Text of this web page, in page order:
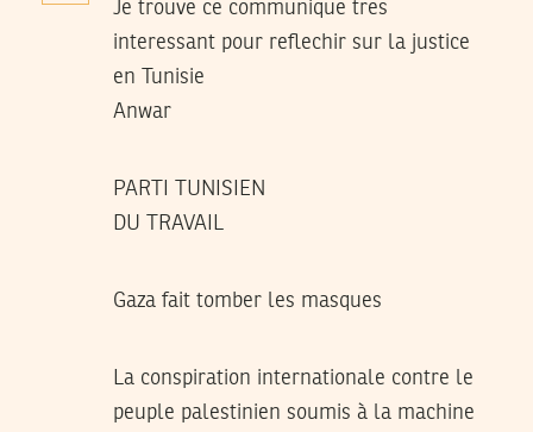
Je trouve ce communique tres
interessant pour reflechir sur la justice
en Tunisie
Anwar
PARTI TUNISIEN
DU TRAVAIL
Gaza fait tomber les masques
La conspiration internationale contre le
peuple palestinien soumis à la machine